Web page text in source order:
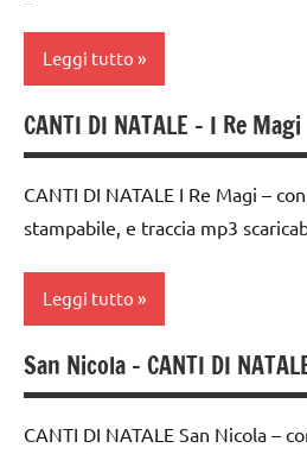
MUSICA
Natale
TUTTI GLI
ARGOMENTI
ARTICOLI
MUSICA
TUTTI GLI
avvento
arte
Waldorf
canti
canti
natalizi
dai
3 ai
6
Leggi tutto
canti
di
Natale
canti
classe
classe
CANTI DI NATALE – I Re Magi
CANTI DI NATALE I Re Magi –
stampabile, e traccia mp3
Leggi tutto
canti
di
Natale
San Nicola – CANTI DI
CANTI DI NATALE San Nicola –